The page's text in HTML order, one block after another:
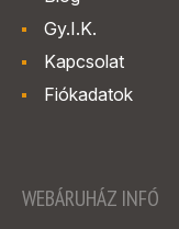
Gy.I.K.
Kapcsolat
Fiókadatok
WEBÁRUHÁZ INFÓ